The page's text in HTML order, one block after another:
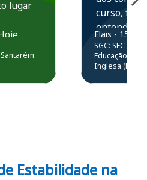
lugar
curso,
entender e
prática
resolução
questões.”
Elais - 15/07/
SGC: SEC BA
Educação
Inglesa (Edital
Estabilidade na